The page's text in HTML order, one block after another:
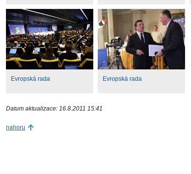
Evropská rada Evropská rada
Datum aktualizace: 16.8.2011 15:41
nahoru